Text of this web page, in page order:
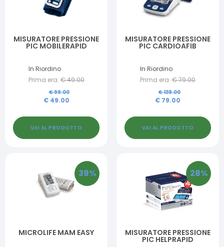
MISURATORE PRESSIONE
PIC MOBILERAPID
In Riordino
Prima era: €49.00
€99.00
€ 49.00
VAI AL PRODOTTO
MISURATORE PRESSIONE
PIC CARDIOAFIB
In Riordino
Prima era: €79.00
€138.00
€ 79.00
VAI AL PRODOTTO
39%
MICROLIFE MAM EASY
28%
MISURATORE PRESSIONE
PIC HELPRAPID